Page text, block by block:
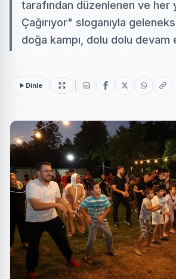
tarafından düzenlenen ve her
Çağırıyor" sloganıyla
doğa kampı, dolu dolu devam
Dinle